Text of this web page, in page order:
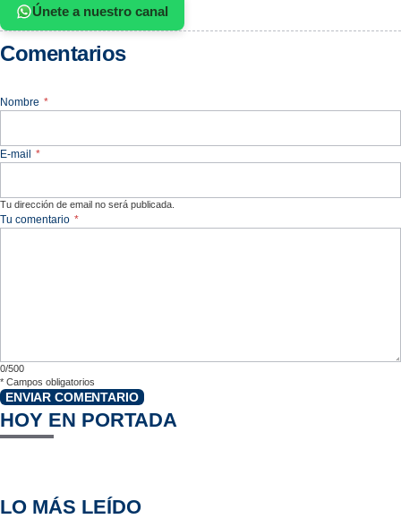
Únete a nuestro canal
Comentarios
Nombre *
E-mail *
Tu dirección de email no será publicada.
Tu comentario *
0/500
* Campos obligatorios
ENVIAR COMENTARIO
HOY EN PORTADA
LO MÁS LEÍDO